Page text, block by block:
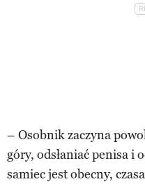
– Osobnik zaczyna
góry, odsłaniać penisa i
samiec jest obecny,